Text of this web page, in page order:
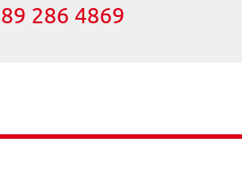
286 4869